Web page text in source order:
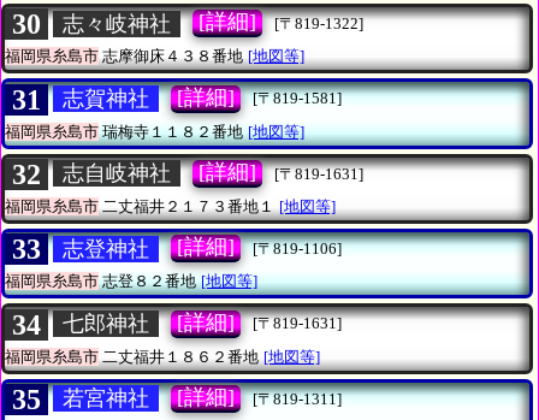
30 志々岐神社 [詳細]
[〒819-1322]
福岡県糸島市志摩御床４３８番地 [地図等]
31 志賀神社 [詳細]
[〒819-1581]
福岡県糸島市瑞梅寺１１８２番地 [地図等]
32 志自岐神社 [詳細]
[〒819-1631]
福岡県糸島市 二丈福井２１７３番地１ [地図等]
33 志登神社 [詳細]
[〒819-1106]
福岡県糸島市志登８２番地 [地図等]
34 七郎神社 [詳細]
[〒819-1631]
福岡県糸島市 二丈福井１８６２番地 [地図等]
35 若宮神社 [詳細]
[〒819-1311]